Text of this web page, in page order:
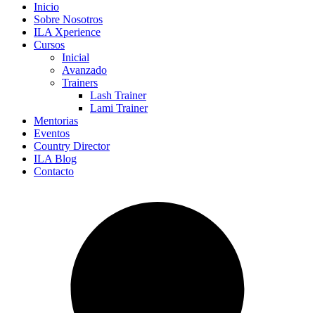
Inicio
Sobre Nosotros
ILA Xperience
Cursos
Inicial
Avanzado
Trainers
Lash Trainer
Lami Trainer
Mentorias
Eventos
Country Director
ILA Blog
Contacto